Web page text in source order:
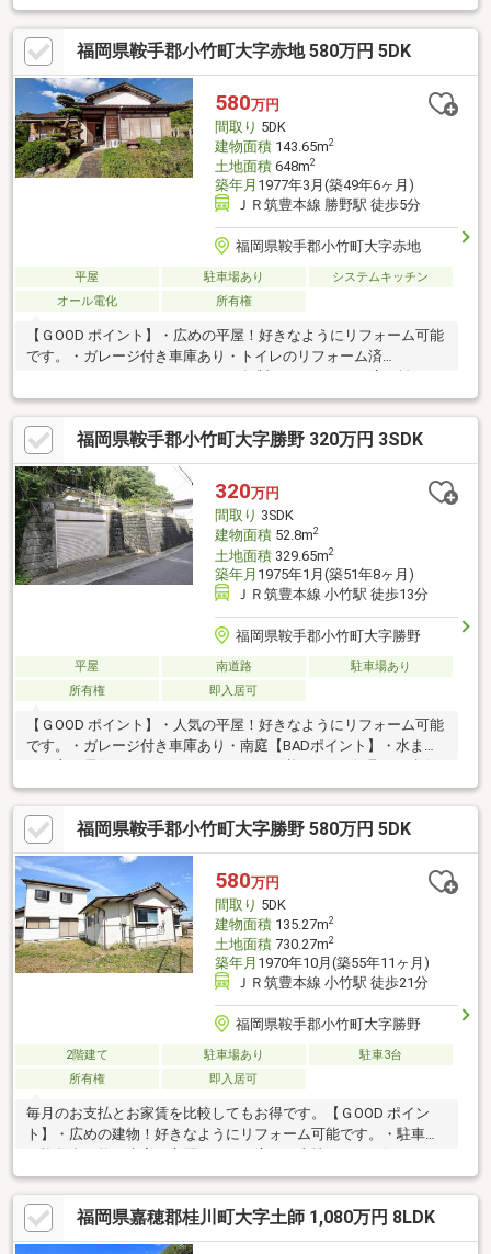
福岡県鞍手郡小竹町大字赤地 580万円 5DK
580万円
間取り 5DK
建物面積143.65m2
土地面積648m2
築年月 1977年3月(築49年6ヶ月)
ＪＲ筑豊本線 勝野駅 徒歩5分
福岡県鞍手郡小竹町大字赤地
平屋 駐車場あり
システムキッチン
オール電化
所有権
【ＧOOD ポイント】・広めの平屋！好きなようにリフォーム可能
です。・ガレージ付き車庫あり・トイレのリフォーム済
り（趣味の部屋等使用可能です）【BADポイント】・傾きあり
福岡県鞍手郡小竹町大字勝野 320万円 3SDK
320万円
間取り 3SDK
建物面積52.8m2
土地面積329.65m2
築年月 1975年1月(築51年8ヶ月)
ＪＲ筑豊本線 小竹駅 徒歩13分
福岡県鞍手郡小竹町大字勝野
平屋 南道路
駐車場あり
所有権
即入居可
【ＧOOD ポイント】・人気の平屋！好きなようにリフォーム可能
です。・ガレージ付き車庫あり・南庭【BADポイント】・水まわ
斜地崩壊の疑いあり
福岡県鞍手郡小竹町大字勝野 580万円 5DK
580万円
間取り 5DK
建物面積135.27m2
土地面積730.27m2
築年月 1970年10月(築55年11ヶ月)
ＪＲ筑豊本線 小竹駅 徒歩21分
福岡県鞍手郡小竹町大字勝野
2階建て 駐車場あり
駐車3台
所有権
即入居可
毎月のお支払とお家賃を比較してもお得です。【ＧOOD ポイン
ト】・広めの建物！好きなようにリフォーム可能です。・駐車場
うに活用できます！・下水道のマスあり（下水使用の場合は受益
者負担金が必要となります）【BADポイント】・水まわりや主な
居住スペースはリフォームする必要あり
福岡県嘉穂郡桂川町大字土師 1,080万円 8LDK